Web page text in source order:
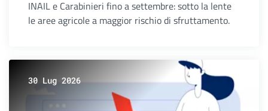
INAIL e Carabinieri fino a settembre: sotto la lente
le aree agricole a maggior rischio di sfruttamento.
30 Lug 2026